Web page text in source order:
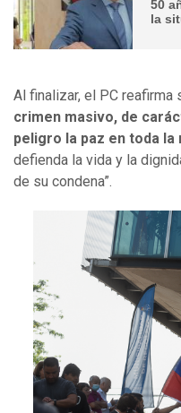
50
la
Al finalizar, el PC reafirma
crimen masivo, de
peligro la paz en toda la
defienda la vida y la
de su condena”.